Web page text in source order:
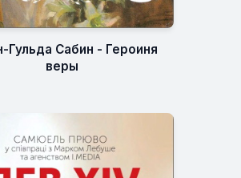
Гульда Сабин - Героиня
веры